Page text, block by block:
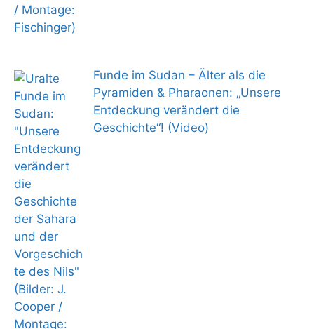
Funde im Sudan – Älter als die
Pyramiden & Pharaonen: „Unsere
Entdeckung verändert die
Geschichte“! (Video)